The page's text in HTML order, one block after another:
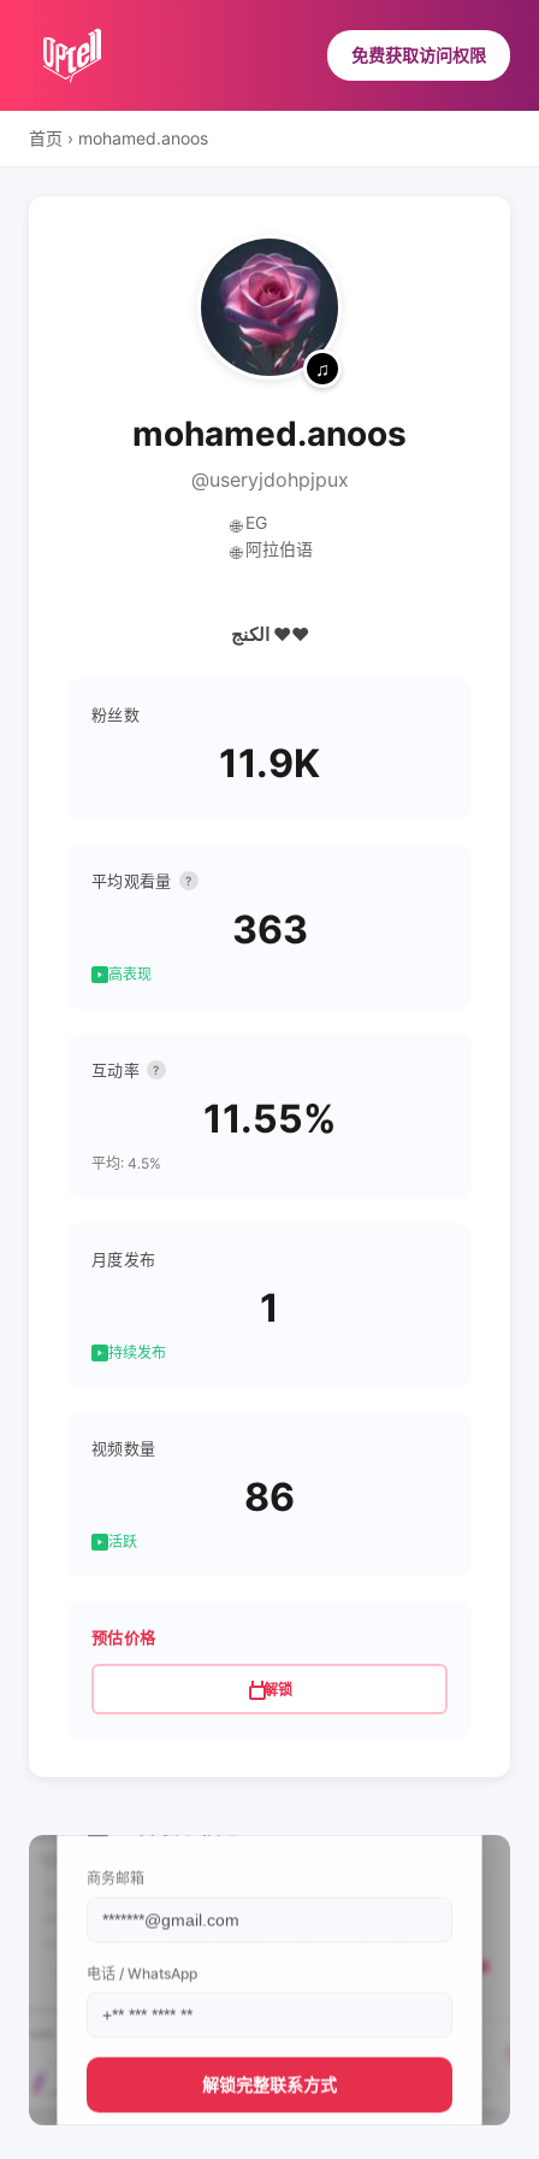
免费获取访问权限
首页 › mohamed.anoos
mohamed.anoos
@useryjdohpjpux
🌐 EG
🌐 阿拉伯语
الكنج ♥♥
粉丝数
11.9K
平均观看量 ?
363
高表现
互动率 ?
11.55%
平均: 4.5%
月度发布
1
持续发布
视频数量
86
活跃
预估价格
解锁
商务邮箱
电话 / WhatsApp
解锁完整联系方式